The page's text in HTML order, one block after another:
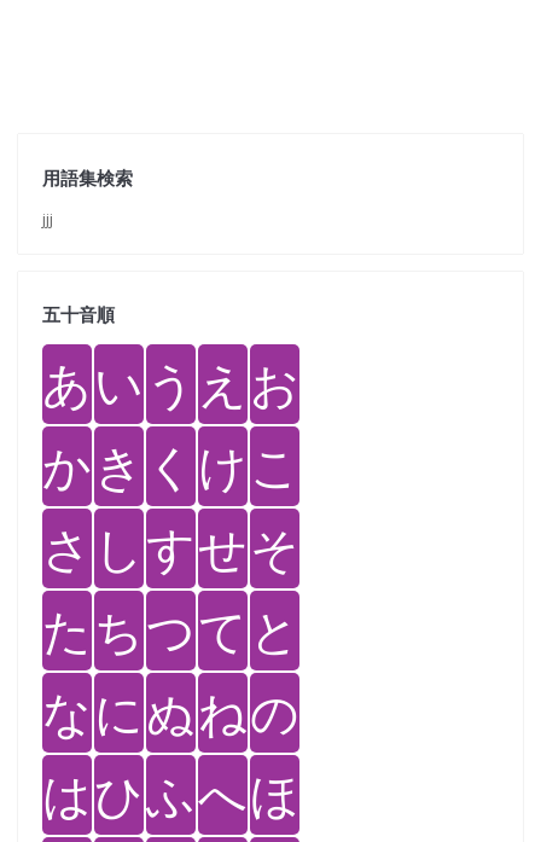
用語集検索
jjj
五十音順
あい う え お
かき く けこ
さ しすせそ
た ちつて と
なにぬねの
はひふへほ